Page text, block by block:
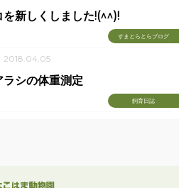
すまとらとらブログ
を新しくしました!(^^)!
2018.04.05
飼育日誌
ラシの体重測定